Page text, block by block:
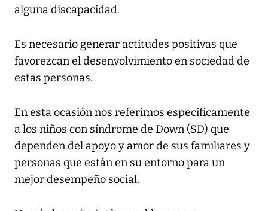
alguna discapacidad.
Es necesario generar actitudes positivas que
favorezcan el desenvolvimiento en sociedad de
estas personas.
En esta ocasión nos referimos específicamente
a los niños con síndrome de Down (SD) que
dependen del apoyo y amor de sus familiares y
personas que están en su entorno para un
mejor desempeño social.